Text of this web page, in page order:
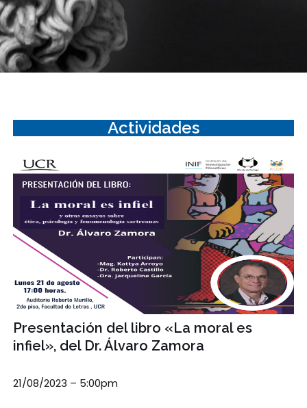
Actividades
Presentación del libro «La moral es
infiel», del Dr. Álvaro Zamora
21/08/2023 – 5:00pm